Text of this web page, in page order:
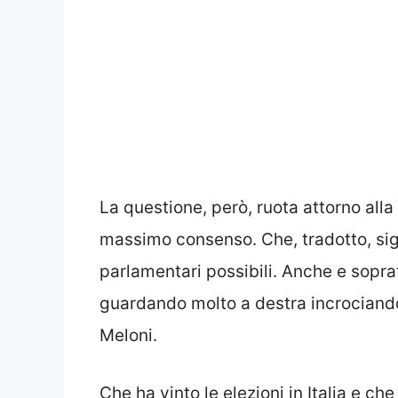
La questione, però, ruota attorno alla
massimo consenso. Che, tradotto,
parlamentari possibili. Anche e
guardando molto a destra
Meloni.
Che ha vinto le elezioni in Italia e